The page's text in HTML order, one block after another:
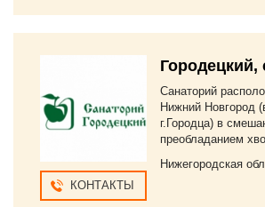
КОНТАКТЫ
Городецкий,
Санаторий
Нижний Новгород
г.Городца) в
преобладанием
Нижегородская